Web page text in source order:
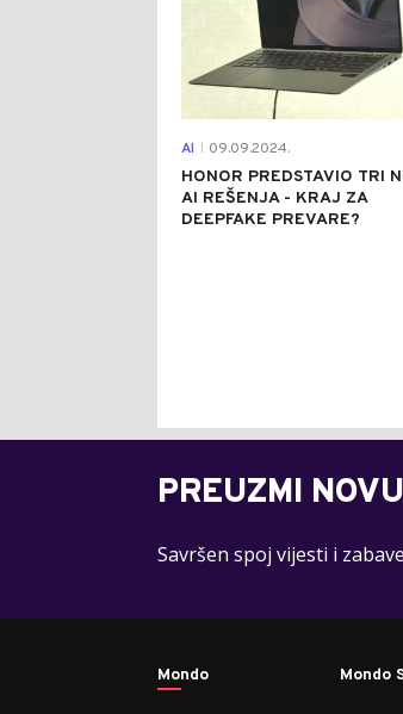
AI 09.09.2024.
HONOR PREDSTAVIO TRI
AI REŠENJA - KRAJ ZA
DEEPFAKE PREVARE?
PREUZMI
Savršen spoj vijesti i
Mondo Mondo